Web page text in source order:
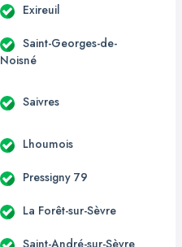
Exireuil
Saint-Georges-de-
Noisné
Saivres
Lhoumois
Pressigny 79
La Forêt-sur-Sèvre
Saint-André-sur-Sèvre